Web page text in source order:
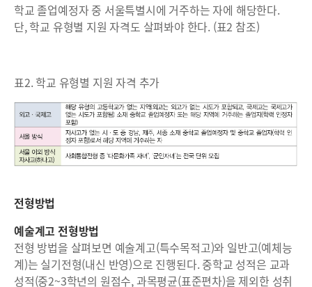
학교 졸업예정자 중 서울특별시에 거주하는 자에 해당한다.
단, 학교 유형별 지원 자격도 살펴봐야 한다. (표2 참조)
표2. 학교 유형별 지원 자격 추가
전형방법
예술계고 전형방법
전형 방법을 살펴보면 예술계고(특수목적고)와 일반고(예체능
계)는 실기전형(내신 반영)으로 진행된다. 중학교 성적은 교과
성적(중2~3학년의 원점수, 과목평균(표준편차)을 제외한 성취